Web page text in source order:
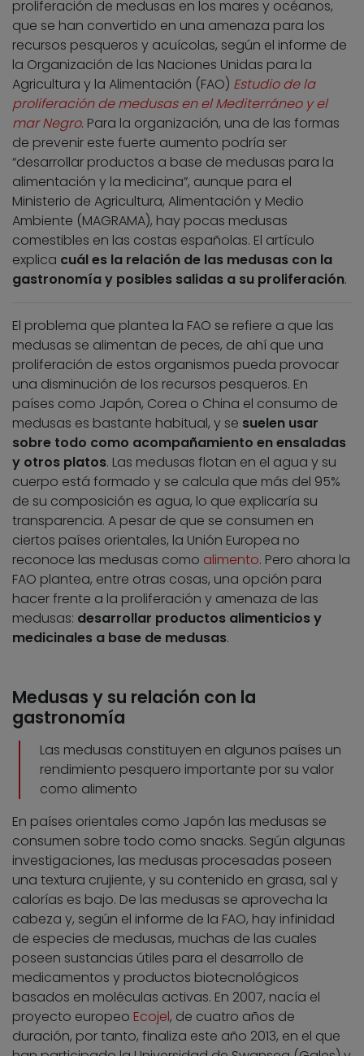
proliferación de medusas en los mares y océanos,
que se han convertido en una amenaza para los
recursos pesqueros y acuícolas, según el informe de
la Organización de las Naciones Unidas para la
Agricultura y la Alimentación (FAO) Estudio de la
proliferación de medusas en el Mediterráneo y el
mar Negro. Para la organización, una de las formas
de prevenir este fuerte aumento podría ser
“desarrollar productos a base de medusas para la
alimentación y la medicina”, aunque para el
Ministerio de Agricultura, Alimentación y Medio
Ambiente (MAGRAMA), hay pocas medusas
comestibles en las costas españolas. El artículo
explica cuál es la relación de las medusas con la
gastronomía y posibles salidas a su proliferación.
El problema que plantea la FAO se refiere a que las
medusas se alimentan de peces, de ahí que una
proliferación de estos organismos pueda provocar
una disminución de los recursos pesqueros. En
países como Japón, Corea o China el consumo de
medusas es bastante habitual, y se suelen usar
sobre todo como acompañamiento en ensaladas
y otros platos. Las medusas flotan en el agua y su
cuerpo está formado y se calcula que más del 95%
de su composición es agua, lo que explicaría su
transparencia. A pesar de que se consumen en
ciertos países orientales, la Unión Europea no
reconoce las medusas como alimento. Pero ahora la
FAO plantea, entre otras cosas, una opción para
hacer frente a la proliferación y amenaza de las
medusas: desarrollar productos alimenticios y
medicinales a base de medusas.
Medusas y su relación con la
gastronomía
Las medusas constituyen en algunos países un
rendimiento pesquero importante por su valor
como alimento
En países orientales como Japón las medusas se
consumen sobre todo como snacks. Según algunas
investigaciones, las medusas procesadas poseen
una textura crujiente, y su contenido en grasa, sal y
calorías es bajo. De las medusas se aprovecha la
cabeza y, según el informe de la FAO, hay infinidad
de especies de medusas, muchas de las cuales
poseen sustancias útiles para el desarrollo de
medicamentos y productos biotecnológicos
basados en moléculas activas. En 2007, nacía el
proyecto europeo Ecojel, de cuatro años de
duración, por tanto, finaliza este año 2013, en el que